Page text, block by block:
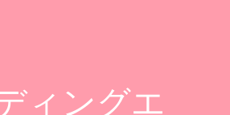
ィングエ